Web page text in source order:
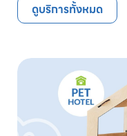
ดูบริการทั้งหมด